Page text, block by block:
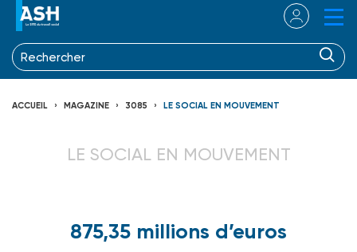
ACCUEIL MAGAZINE 3085 LE SOCIAL EN MOUVEMENT
LE SOCIAL EN MOUVEMENT
875,35 millions d’euros